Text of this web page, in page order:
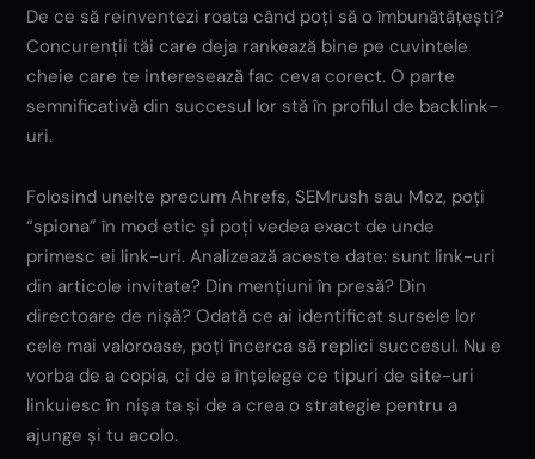
De ce să reinventezi roata când poți să o îmbunătățești?
Concurenții tăi care deja rankează bine pe cuvintele
cheie care te interesează fac ceva corect. O parte
semnificativă din succesul lor stă în profilul de backlink-
uri.
Folosind unelte precum Ahrefs, SEMrush sau Moz, poți
“spiona” în mod etic și poți vedea exact de unde
primesc ei link-uri. Analizează aceste date: sunt link-uri
din articole invitate? Din mențiuni în presă? Din
directoare de nișă? Odată ce ai identificat sursele lor
cele mai valoroase, poți încerca să replici succesul. Nu e
vorba de a copia, ci de a înțelege ce tipuri de site-uri
linkuiesc în nișa ta și de a crea o strategie pentru a
ajunge și tu acolo.